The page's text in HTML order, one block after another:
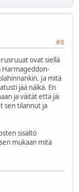
#8
ovat siellä
Ja mitä
jää nälkä. En
ja väität että jäi
sen tilannut ja
sisältö
mukaan mitä